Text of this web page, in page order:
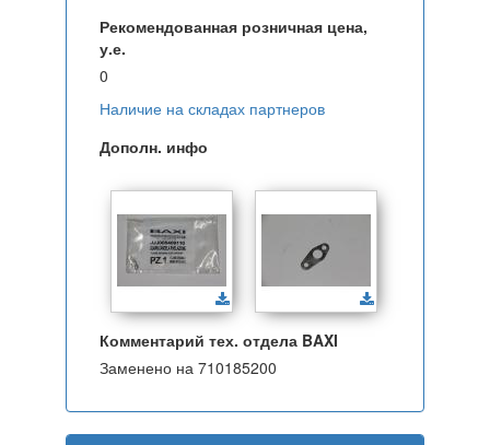
Рекомендованная розничная цена,
у.е.
0
Наличие на складах партнеров
Дополн. инфо
Комментарий тех. отдела BAXI
Заменено на 710185200